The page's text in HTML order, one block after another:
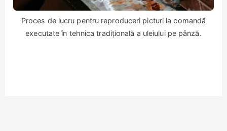
Proces de lucru pentru reproduceri picturi la comandă
executate în tehnica tradițională a uleiului pe pânză.